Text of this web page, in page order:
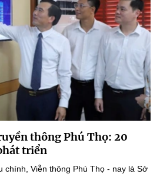
thông Phú Thọ: 20
triển
chính, Viễn thông Phú Thọ - nay là Sở